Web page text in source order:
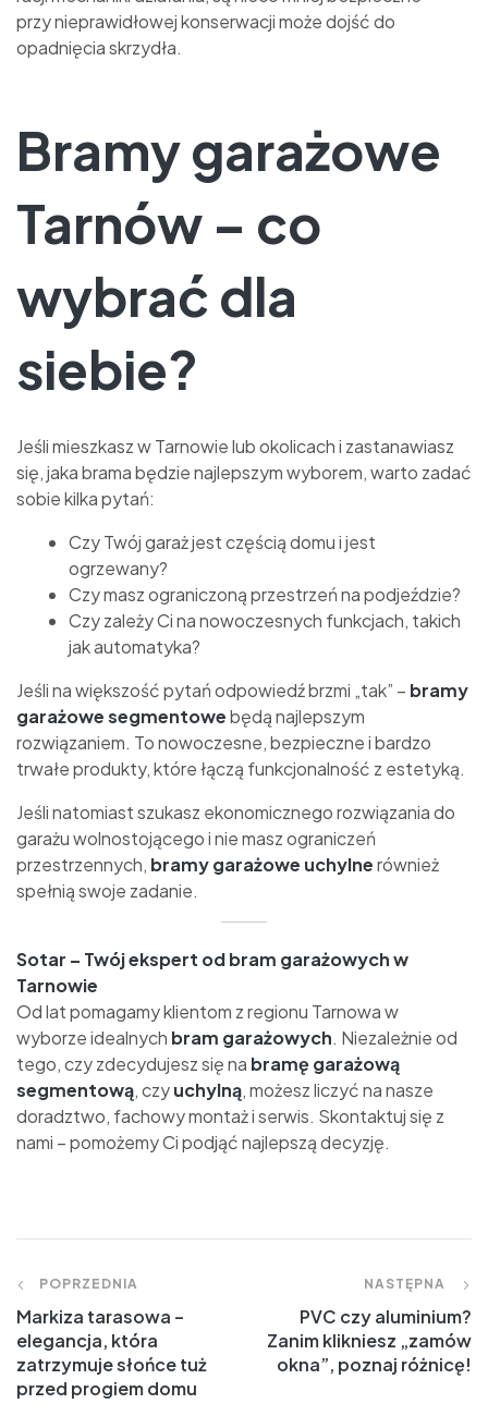
przy nieprawidłowej konserwacji może dojść do
opadnięcia skrzydła.
Bramy garażowe
Tarnów – co
wybrać dla
siebie?
Jeśli mieszkasz w Tarnowie lub okolicach i zastanawiasz
się, jaka brama będzie najlepszym wyborem, warto zadać
sobie kilka pytań:
Czy Twój garaż jest częścią domu i jest
ogrzewany?
Czy masz ograniczoną przestrzeń na podjeździe?
Czy zależy Ci na nowoczesnych funkcjach, takich
jak automatyka?
Jeśli na większość pytań odpowiedź brzmi „tak” – bramy
garażowe segmentowebędą najlepszym
rozwiązaniem. To nowoczesne, bezpieczne i bardzo
trwałe produkty, które łączą funkcjonalność z estetyką.
Jeśli natomiast szukasz ekonomicznego rozwiązania do
garażu wolnostojącego i nie masz ograniczeń
przestrzennych, bramy garażowe uchylnerównież
spełnią swoje zadanie.
Sotar – Twój ekspert od bram garażowych w
Tarnowie
Od lat pomagamy klientom z regionu Tarnowa w
wyborze idealnych bram garażowych. Niezależnie od
tego, czy zdecydujesz się na bramę garażową
segmentową, czyuchylną, możesz liczyć na nasze
doradztwo, fachowy montaż i serwis. Skontaktuj się z
nami – pomożemy Ci podjąć najlepszą decyzję.
POPRZEDNIA
Markiza tarasowa –
elegancja, która
zatrzymuje słońce tuż
przed progiem domu
NASTĘPNA
PVC czy aluminium?
Zanim klikniesz „zamów
okna”, poznaj różnicę!